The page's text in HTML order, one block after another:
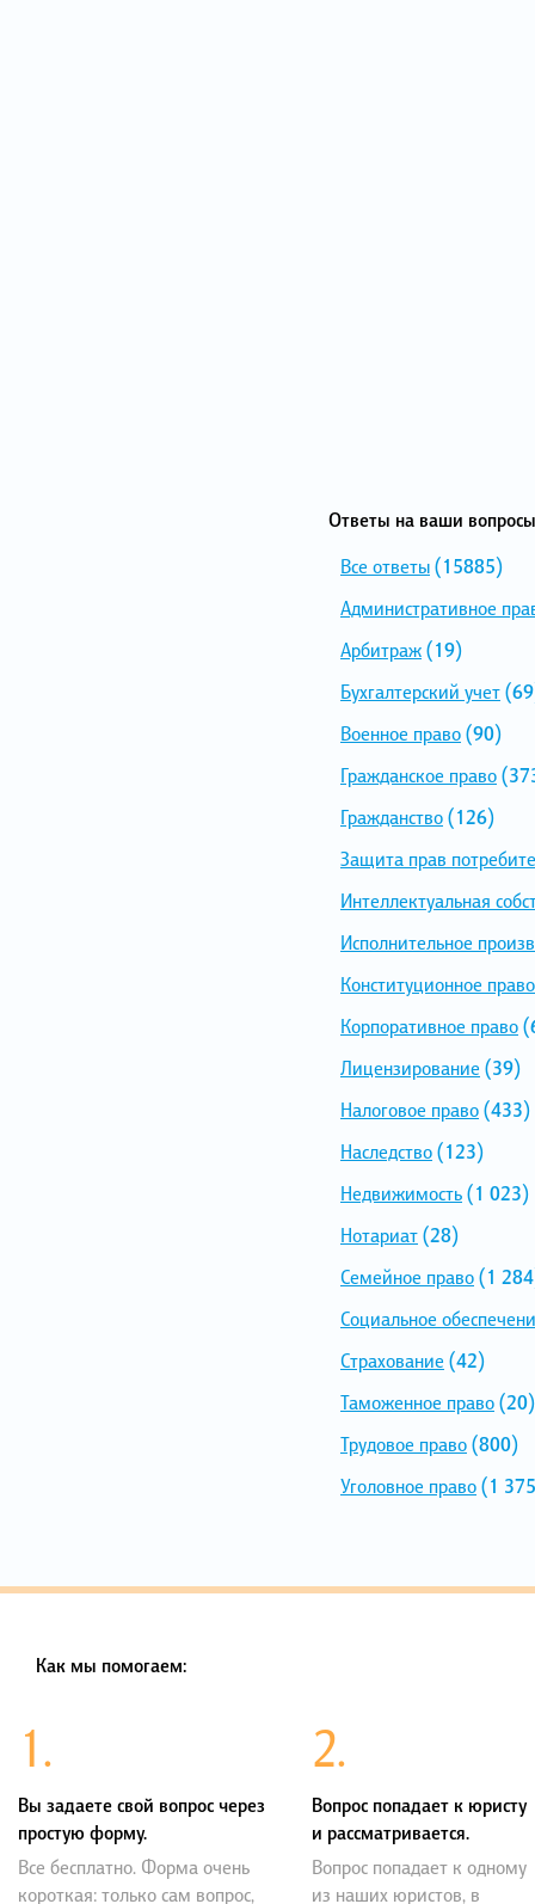
Ответы на ваши
Все ответы(15885)
Административное
Арбитраж(19)
Бухгалтерский учет
Военное право(90)
Гражданское право
Гражданство(126)
Защита прав
Интеллектуальная
Исполнительное
Конституционное право
Корпоративное право
Лицензирование (39)
Налоговое право(433)
Наследство(123)
Недвижимость(1 023)
Нотариат(28)
Семейное право(1
Социальное
Страхование (42)
Таможенное право(20)
Трудовое право(800)
Уголовное право(1
Как мы помогаем:
1.
Вы задаете свой вопрос через
простую форму.
Все бесплатно. Форма очень
короткая: только сам вопрос,
2.
Вопрос попадает к юристу
и рассматривается.
Вопрос попадает к одному
из наших юристов, в